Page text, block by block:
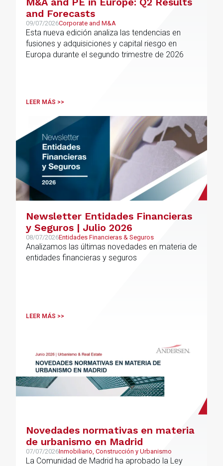
and Forecasts
09/07/2026Corporate and M&A
Esta nueva edición analiza las tendencias en
fusiones y adquisiciones y capital riesgo en
Europa durante el segundo trimestre de 2026
LEER MÁS >>
Newsletter Entidades Financieras
y Seguros | Julio 2026
08/07/2026Entidades Financieras & Seguros
Analizamos las últimas novedades en materia de
entidades financieras y seguros
LEER MÁS >>
Novedades normativas en materia
de urbanismo en Madrid
07/07/2026Inmobiliario, Construcción y Urbanismo
La Comunidad de Madrid ha aprobado la Ley